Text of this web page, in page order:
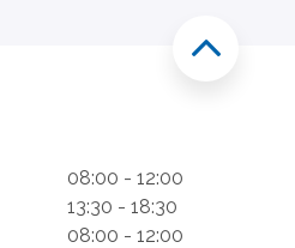
08:00 - 12:00
13:30 - 18:30
08:00 - 12:00